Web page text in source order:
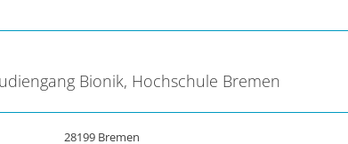
Bionik, Hochschule Bremen
28199 Bremen